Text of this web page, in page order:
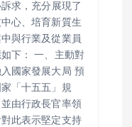
求，充分展現了
心、培育新質生
與行業及從業員
下： 一、主動對
國家發展大局 預
「十五五」規
由行政長官率領
此表示堅定支持